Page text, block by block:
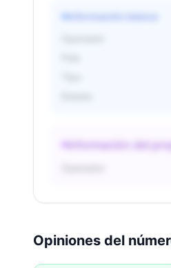
Información básica
Información del
Opiniones del